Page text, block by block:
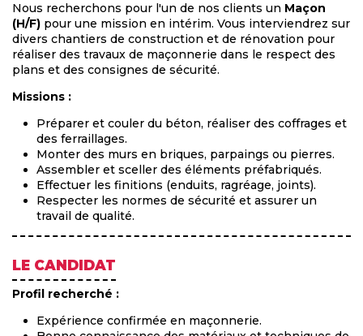
Nous recherchons pour l'un de nos clients un Maçon
(H/F) pour une mission en intérim. Vous interviendrez sur
divers chantiers de construction et de rénovation pour
réaliser des travaux de maçonnerie dans le respect des
plans et des consignes de sécurité.
Missions :
Préparer et couler du béton, réaliser des coffrages et
des ferraillages.
Monter des murs en briques, parpaings ou pierres.
Assembler et sceller des éléments préfabriqués.
Effectuer les finitions (enduits, ragréage, joints).
Respecter les normes de sécurité et assurer un
travail de qualité.
LE CANDIDAT
Profil recherché :
Expérience confirmée en maçonnerie.